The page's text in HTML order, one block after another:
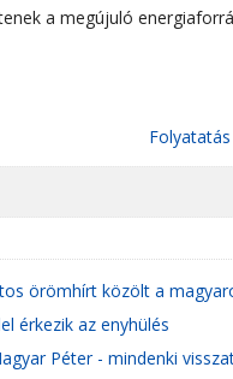
a megújuló
örömhírt közölt a
érkezik az enyhülés
Péter - mindenki